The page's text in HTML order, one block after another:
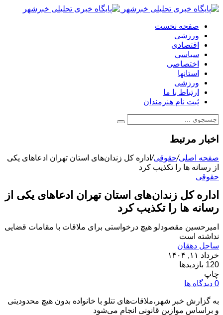
صفحه نخست
ورزشی
اقتصادی
سیاسی
اختصاصی
استانها
ورزشی
ارتباط با ما
ثبت نام هنرمندان
اخبار مرتبط
صفحه اصلی/حقوقی/اداره کل زندان‌های استان تهران ادعاهای یکی
از رسانه ها را تکذیب کرد
حقوقی
اداره کل زندان‌های استان تهران ادعاهای یکی از
رسانه ها را تکذیب کرد
امیرحسین مقصودلو هیچ درخواستی برای ملاقات با مقامات قضایی
نداشته است
ساحل دهقان
خرداد ۱۱, ۱۴۰۴
120 بازدیدها
چاپ
0 دیدگاه ها
به گزارش خبر شهر،ملاقات‌های تتلو با خانواده بدون هیچ محدودیتی
و براساس موازین قانونی انجام می‌شود